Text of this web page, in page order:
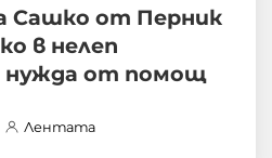
Сашко от Перник
в нелеп
нужда от помощ
Лентата